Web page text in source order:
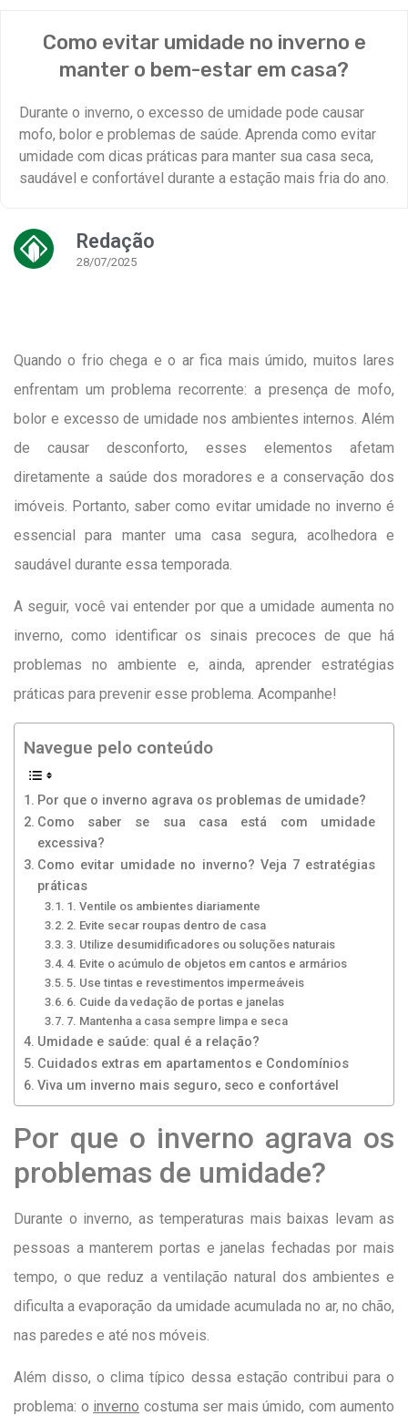
Como evitar umidade no inverno e
manter o bem-estar em casa?
Durante o inverno, o excesso de umidade pode causar
mofo, bolor e problemas de saúde. Aprenda como evitar
umidade com dicas práticas para manter sua casa seca,
saudável e confortável durante a estação mais fria do ano.
Redação
28/07/2025
Quando o frio chega e o ar fica mais úmido, muitos lares
enfrentam um problema recorrente: a presença de mofo,
bolor e excesso de umidade nos ambientes internos. Além
de causar desconforto, esses elementos afetam
diretamente a saúde dos moradores e a conservação dos
imóveis. Portanto, saber como evitar umidade no inverno é
essencial para manter uma casa segura, acolhedora e
saudável durante essa temporada.
A seguir, você vai entender por que a umidade aumenta no
inverno, como identificar os sinais precoces de que há
problemas no ambiente e, ainda, aprender estratégias
práticas para prevenir esse problema. Acompanhe!
Navegue pelo conteúdo
Por que o inverno agrava os problemas de umidade?
Como saber se sua casa está com umidade
excessiva?
Como evitar umidade no inverno? Veja 7 estratégias
práticas
1. Ventile os ambientes diariamente
2. Evite secar roupas dentro de casa
3. Utilize desumidificadores ou soluções naturais
4. Evite o acúmulo de objetos em cantos e armários
5. Use tintas e revestimentos impermeáveis
6. Cuide da vedação de portas e janelas
7. Mantenha a casa sempre limpa e seca
Umidade e saúde: qual é a relação?
Cuidados extras em apartamentos e Condomínios
Viva um inverno mais seguro, seco e confortável
Por que o inverno agrava os
problemas de umidade?
Durante o inverno, as temperaturas mais baixas levam as
pessoas a manterem portas e janelas fechadas por mais
tempo, o que reduz a ventilação natural dos ambientes e
dificulta a evaporação da umidade acumulada no ar, no chão,
nas paredes e até nos móveis.
Além disso, o clima típico dessa estação contribui para o
problema: o inverno costuma ser mais úmido, com aumento